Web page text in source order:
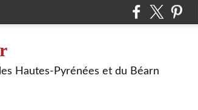
Hautes-Pyrénées et du Béarn